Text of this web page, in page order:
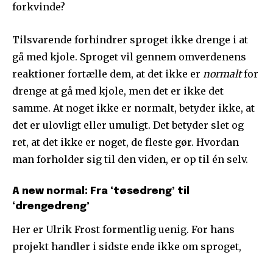
forkvinde?
Tilsvarende forhindrer sproget ikke drenge i at
gå med kjole. Sproget vil gennem omverdenens
reaktioner fortælle dem, at det ikke er normaltfor
drenge at gå med kjole, men det er ikke det
samme. At noget ikke er normalt, betyder ikke, at
det er ulovligt eller umuligt. Det betyder slet og
ret, at det ikke er noget, de fleste gør. Hvordan
man forholder sig til den viden, er op til én selv.
A new normal: Fra ‘tøsedreng’ til
‘drengedreng’
Her er Ulrik Frost formentlig uenig. For hans
projekt handler i sidste ende ikke om sproget,